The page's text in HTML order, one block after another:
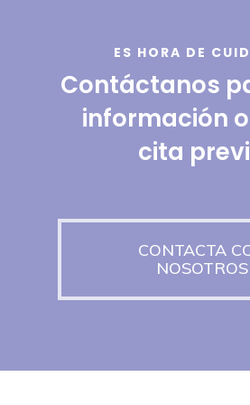
ES HORA DE
Contáctanos
información
cita
CONTACTA
NOSOTROS